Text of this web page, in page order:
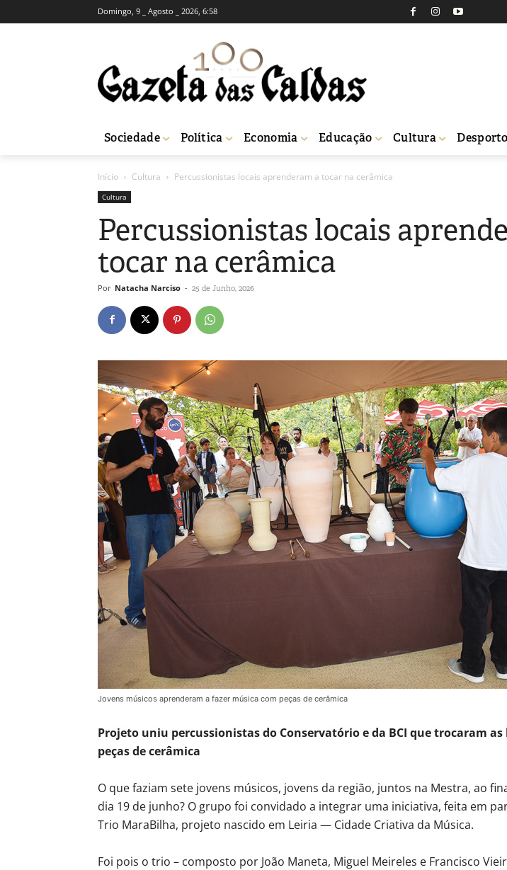
Domingo, 9 _ Agosto _ 2026, 6:58
Sociedade Política Economia Educação Cultura Desporto
Início Cultura Percussionistas locais aprenderam a tocar na cerâmica
Cultura
Percussionistas locais
tocar na cerâmica
Por Natacha Narciso - 25 de Junho, 2026
Jovens músicos aprenderam a fazer música com peças de cerâmica
Projeto uniu percussionistas do Conservatório e da BCI que trocaram
peças de cerâmica
O que faziam sete jovens músicos, jovens da região, juntos na Mestra, ao
dia 19 de junho? O grupo foi convidado a integrar uma iniciativa, feita em
Trio MaraBilha, projeto nascido em Leiria — Cidade Criativa da Música.
Foi pois o trio – composto por João Maneta, Miguel Meireles e Francisco